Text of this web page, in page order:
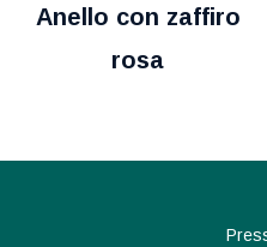
Anello con zaffiro
rosa